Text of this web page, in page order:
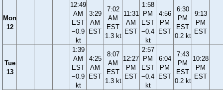
Mon
12
12:49
AM
EST
−0.9
kt
3:29
AM
EST
7:02
AM
EST
1.3 kt
11:31
AM
EST
1:58
PM
EST
−0.4
kt
4:56
PM
EST
6:30
PM
EST
0.2 kt
9:13
PM
EST
Tue
13
1:39
AM
EST
−0.9
kt
4:25
AM
EST
8:07
AM
EST
1.3 kt
12:27
PM
EST
2:57
PM
EST
−0.4
kt
6:04
PM
EST
7:43
PM
EST
0.2 kt
10:28
PM
EST